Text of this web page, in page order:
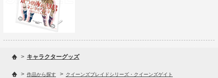
> キャラクターグッズ
> 作品から探す > クイーンズブレイドシリーズ・クイーンズゲイト